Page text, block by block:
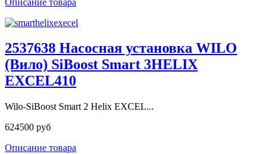
2537638 Насосная установка WILO
(Вило) SiBoost Smart 3HELIX
EXCEL410
Wilo-SiBoost Smart 2 Helix EXCEL...
624500 руб
Описание товара